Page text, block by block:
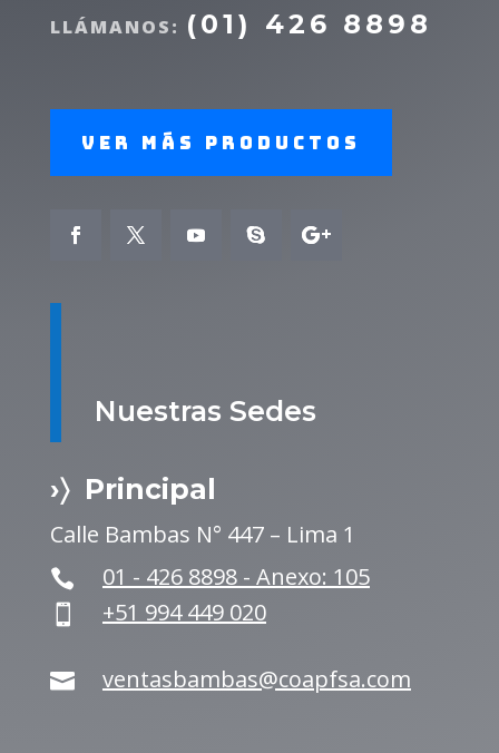
LLÁMANOS: (01) 426 8898
Ver más productos
Nuestras Sedes
›〉 Principal
Calle Bambas N° 447 – Lima 1
 01 - 426 8898 - Anexo: 105
 +51 994 449 020
 ventasbambas@coapfsa.com